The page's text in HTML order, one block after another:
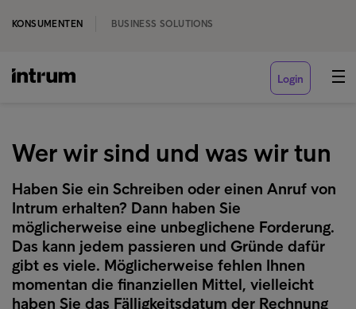
KONSUMENTEN BUSINESS SOLUTIONS
Login
Wer wir sind und was wir tun
Haben Sie ein Schreiben oder einen Anruf von
Intrum erhalten? Dann haben Sie
möglicherweise eine unbeglichene Forderung.
Das kann jedem passieren und Gründe dafür
gibt es viele. Möglicherweise fehlen Ihnen
momentan die finanziellen Mittel, vielleicht
haben Sie das Fälligkeitsdatum der Rechnung